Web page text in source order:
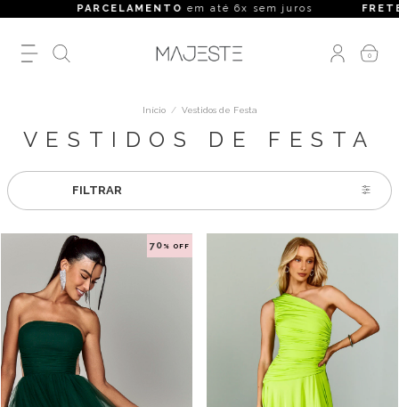
PARCELAMENTOem até 6x sem jurosFRETE GRÁTIS
0
Início / Vestidos de Festa
VESTIDOS DE FESTA
FILTRAR
70 % OFF